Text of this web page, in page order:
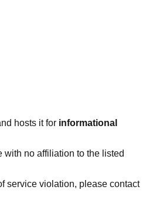
hosts it for informational
no affiliation to the listed
service violation, please contact